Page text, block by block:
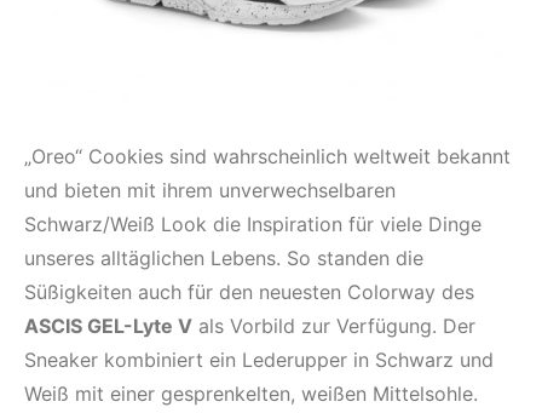
„Oreo“ Cookies sind wahrscheinlich weltweit bekannt
und bieten mit ihrem unverwechselbaren
Schwarz/Weiß Look die Inspiration für viele Dinge
unseres alltäglichen Lebens. So standen die
Süßigkeiten auch für den neuesten Colorway des
ASCIS GEL-Lyte V als Vorbild zur Verfügung. Der
Sneaker kombiniert ein Lederupper in Schwarz und
Weiß mit einer gesprenkelten, weißen Mittelsohle.